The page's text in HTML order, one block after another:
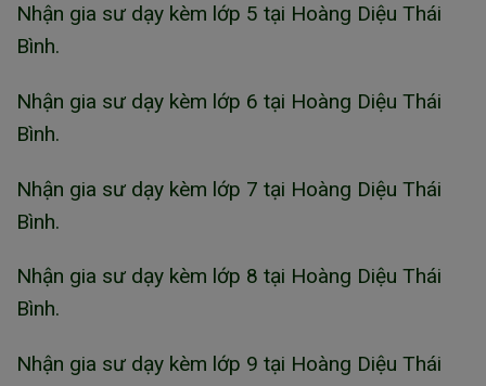
Nhận gia sư dạy kèm lớp 5 tại Hoàng Diệu Thái
Bình.
Nhận gia sư dạy kèm lớp 6 tại Hoàng Diệu Thái
Bình.
Nhận gia sư dạy kèm lớp 7 tại Hoàng Diệu Thái
Bình.
Nhận gia sư dạy kèm lớp 8 tại Hoàng Diệu Thái
Bình.
Nhận gia sư dạy kèm lớp 9 tại Hoàng Diệu Thái